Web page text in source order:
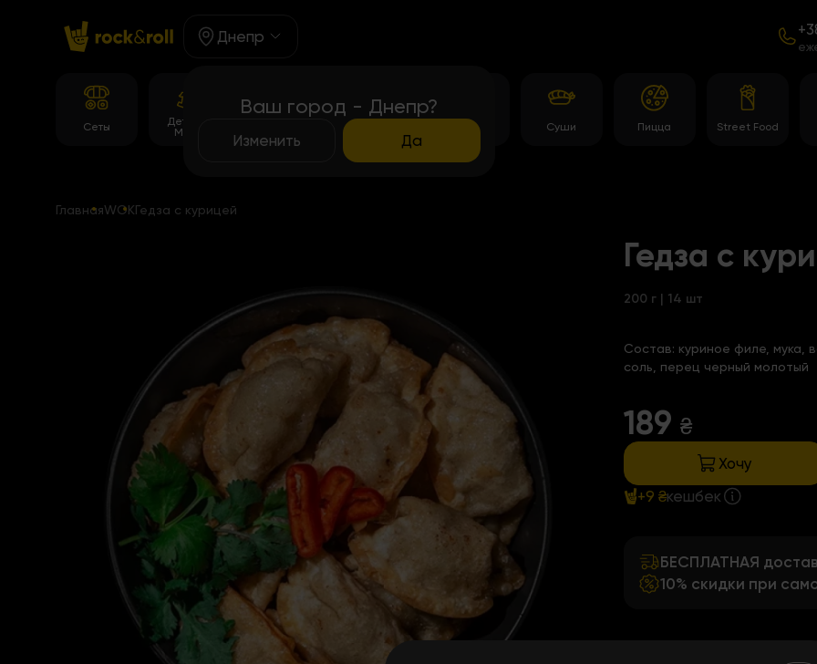
Днепр
Ваш город - Днепр?
Изменить Да
Сеты
Детское
Меню
Темпура
роллы
Суши Пицца Street Food
ГлавнаяWOKГедза с курицей
Гедза с
200 г | 14 шт
Состав: куриное филе, мука,
соль, перец черный молотый
189 ₴
Хочу
+9 ₴кешбек
БЕСПЛАТНАЯ
10% скидки при